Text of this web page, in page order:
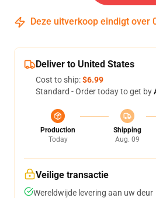
Deze uitverkoop eindigt over
Deliver to United States
Cost to ship:$6.99
Standard - Order today to get by
Production
Today
Shipping
Aug. 09
Veilige transactie
Wereldwijde levering aan uw deur